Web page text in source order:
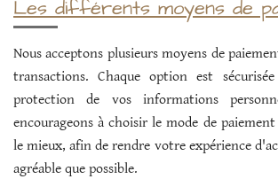
Les différents moyens de
Nous acceptons plusieurs moyens de
transactions. Chaque option est
protection de vos informations
encourageons à choisir le mode de
le mieux, afin de rendre votre expérience
agréable que possible.